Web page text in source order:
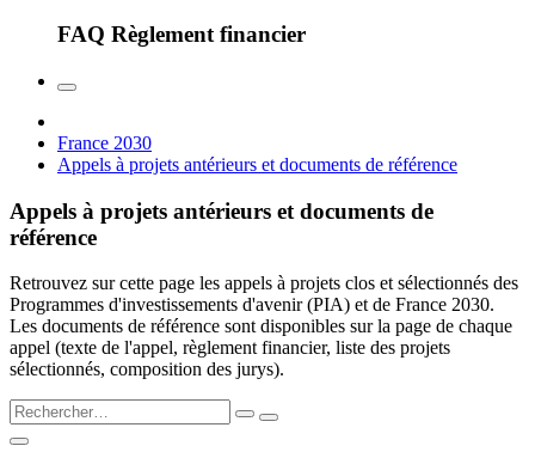
FAQ Règlement financier
France 2030
Appels à projets antérieurs et documents de référence
Appels à projets antérieurs et documents de
référence
Retrouvez sur cette page les appels à projets clos et sélectionnés des
Programmes d'investissements d'avenir (PIA) et de France 2030.
Les documents de référence sont disponibles sur la page de chaque
appel (texte de l'appel, règlement financier, liste des projets
sélectionnés, composition des jurys).